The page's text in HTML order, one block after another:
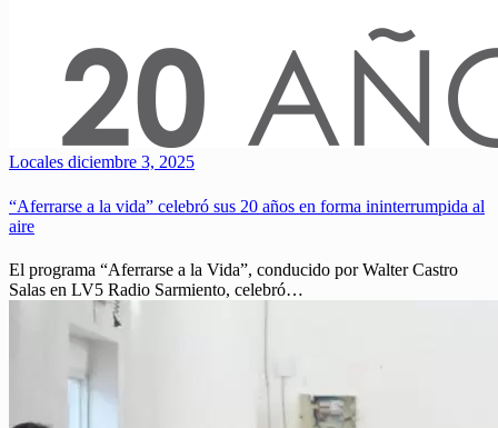
Locales diciembre 3, 2025
“Aferrarse a la vida” celebró sus 20 años en forma ininterrumpida al
aire
El programa “Aferrarse a la Vida”, conducido por Walter Castro
Salas en LV5 Radio Sarmiento, celebró…